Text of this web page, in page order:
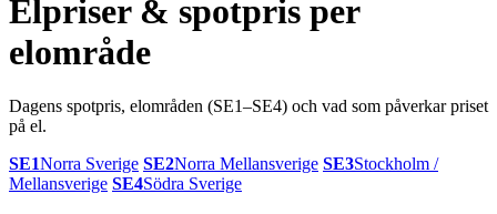
Elpriser & spotpris per
elområde
Dagens spotpris, elområden (SE1–SE4) och vad som påverkar priset
på el.
SE1Norra Sverige SE2Norra Mellansverige SE3Stockholm /
Mellansverige SE4Södra Sverige